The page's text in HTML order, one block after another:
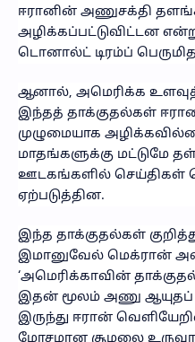
ஈரானின் அணுசக்தி
அழிக்கப்பட்டுவிட்டன
டொனால்ட் டிரம்ப்
ஆனால், அமெரிக்க
இந்தத் தாக்குதல்கள்
முழுமையாக
மாதங்களுக்கு மட்டுமே
ஊடகங்களில் செய்திகள்
ஏற்படுத்தின.
இந்த தாக்குதல்கள்
இமானுவேல் மெக்ரான்
‘அமெரிக்காவின்
இதன் மூலம் அணு
இருந்து ஈரான்
மோசமான சூழலை